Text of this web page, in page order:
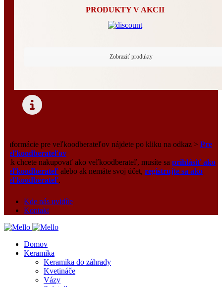
PRODUKTY V AKCII
Zobraziť produkty
Informácie pre veľkoodberateľov nájdete po kliku na odkaz > Pre
veľkoodberateľov
Ak chcete nakupovať ako veľkoodberateľ, musíte sa prihlásiť ako
veľkoodberateľ alebo ak nemáte svoj účet, registrujte sa ako
veľkoodberateľ.
Kde nás uvidíte
Kontakt
Domov
Keramika
Keramika do záhrady
Kvetináče
Vázy